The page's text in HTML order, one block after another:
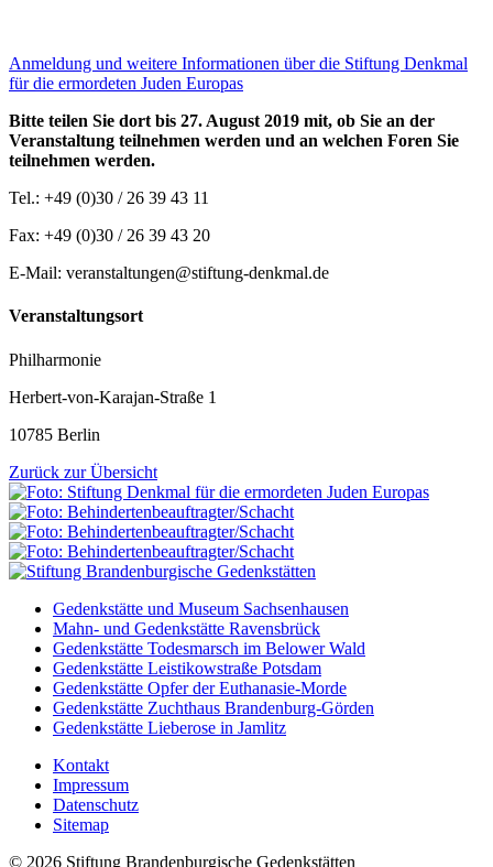
Anmeldung und weitere Informationen über die Stiftung Denkmal
für die ermordeten Juden Europas
Bitte teilen Sie dort bis 27. August 2019 mit, ob Sie an der
Veranstaltung teilnehmen werden und an welchen Foren Sie
teilnehmen werden.
Tel.: +49 (0)30 / 26 39 43 11
Fax: +49 (0)30 / 26 39 43 20
E-Mail: veranstaltungen@stiftung-denkmal.de
Veranstaltungsort
Philharmonie
Herbert-von-Karajan-Straße 1
10785 Berlin
Zurück zur Übersicht
Gedenkstätte und Museum Sachsenhausen
Mahn- und Gedenkstätte Ravensbrück
Gedenkstätte Todesmarsch im Belower Wald
Gedenkstätte Leistikowstraße Potsdam
Gedenkstätte Opfer der Euthanasie-Morde
Gedenkstätte Zuchthaus Brandenburg-Görden
Gedenkstätte Lieberose in Jamlitz
Kontakt
Impressum
Datenschutz
Sitemap
© 2026 Stiftung Brandenburgische Gedenkstätten